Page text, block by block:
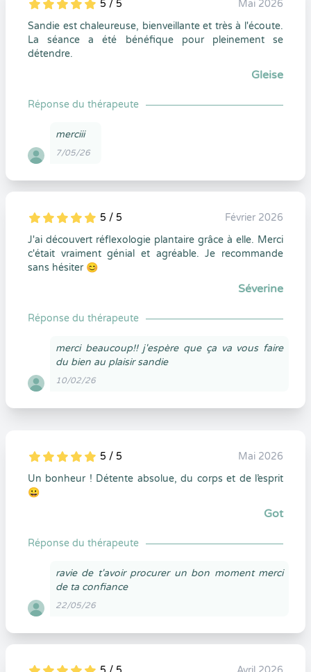
5
1
5
0 5 / 5
Mai 2026
Sandie est chaleureuse, bienveillante et très à l'écoute.
La séance a été bénéfique pour pleinement se
détendre.
Gleise
Réponse du thérapeute
merciii
7/05/26
5
1
5
0 5 / 5
Février 2026
J'ai découvert réflexologie plantaire grâce à elle. Merci
c'était vraiment génial et agréable. Je recommande
sans hésiter 😊
Séverine
Réponse du thérapeute
merci beaucoup!! j'espère que ça va vous faire
du bien au plaisir sandie
10/02/26
5
1
5
0 5 / 5
Mai 2026
Un bonheur ! Détente absolue, du corps et de l’esprit
😀
Got
Réponse du thérapeute
ravie de t'avoir procurer un bon moment merci
de ta confiance
22/05/26